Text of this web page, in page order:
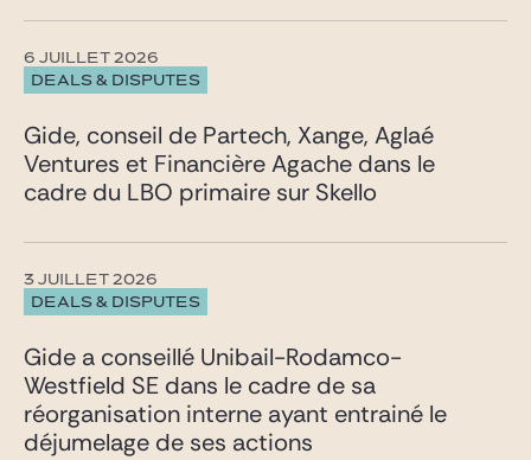
DEALS & DISPUTES
6 JUILLET 2026
Gide, conseil de Partech, Xange, Aglaé
Ventures et Financière Agache dans le
cadre du LBO primaire sur Skello
DEALS & DISPUTES
3 JUILLET 2026
Gide a conseillé Unibail-Rodamco-
Westfield SE dans le cadre de sa
réorganisation interne ayant entrainé le
déjumelage de ses actions